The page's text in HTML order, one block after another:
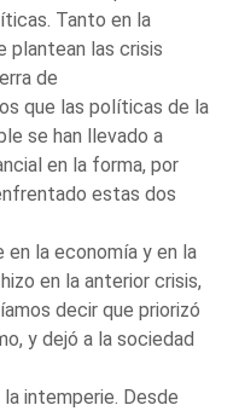
Tanto en la
plantean las crisis
de
que las políticas de la
se han llevado a
en la forma, por
estas dos
la economía y en la
en la anterior crisis,
decir que priorizó
y dejó a la sociedad
intemperie. Desde